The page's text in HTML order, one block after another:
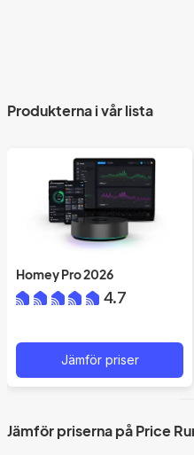
Produkterna i vår lista
Homey Pro 2026
4.7
Jämför priser
Jämför priserna på Price